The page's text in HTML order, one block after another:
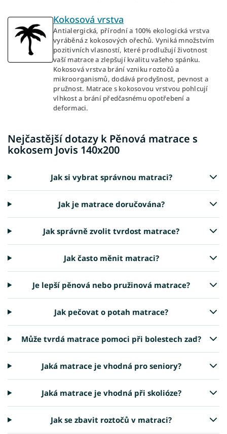
Kokosová vrstva
Antialergická, přírodní a 100% ekologická vrstva
vyráběná z kokosových ořechů. Vyniká množstvím
pozitivních vlasností, které prodlužují životnost
vaší matrace a zlepšují kvalitu vašeho spánku.
Kokosová vrstva brání vzniku roztočů a
mikroorganismů, dodává prodyšnost, pevnost a
pružnost. Matrace s kokosovou vrstvou pohlcují
vlhkost a brání předčasnému opotřebení a
deformaci.
Nejčastější dotazy k Pěnová matrace s
kokosem Jovis 140x200
Jak si vybrat správnou matraci?
Jak je matrace doručována?
Jak správně zvolit tvrdost matrace?
Jak často měnit matraci?
Je lepší pěnová nebo pružinová matrace?
Jak pečovat o potah matrace?
Může tvrdá matrace pomoci při bolestech zad?
Jaká matrace je vhodná pro seniory?
Jaká matrace je vhodná při skolióze?
Jak se zbavit roztočů v matraci?